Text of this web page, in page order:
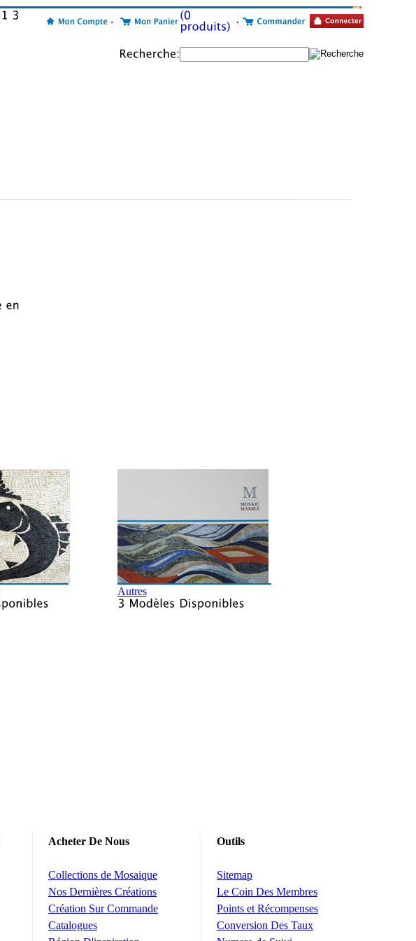
Autres
Acheter De Nous
Collections de Mosaique
Nos Dernières Créations
Création Sur Commande
Catalogues
Outils
Sitemap
Le Coin Des Membres
Points et Récompenses
Conversion Des Taux